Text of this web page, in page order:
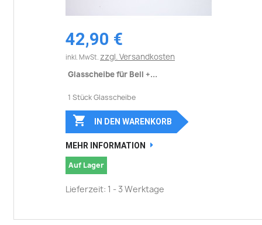
42,90 €
inkl. MwSt. zzgl. Versandkosten
Glasscheibe für Bell +...
1 Stück Glasscheibe
 IN DEN WARENKORB
MEHR INFORMATION
Auf Lager
Lieferzeit: 1 - 3 Werktage